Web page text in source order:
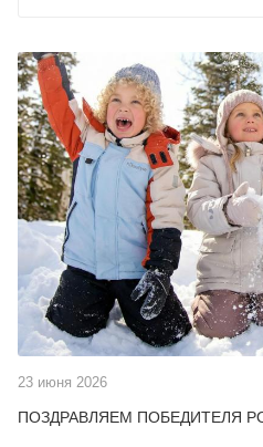
23 июня 2026
ПОЗДРАВЛЯЕМ ПОБЕДИТЕЛЯ